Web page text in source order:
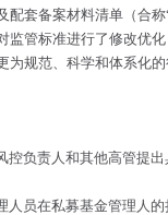
配套备案材料清单（合称
管标准进行了修改优
规范、科学和体系化
负责人和其他高管提
员在私募基金管理人的